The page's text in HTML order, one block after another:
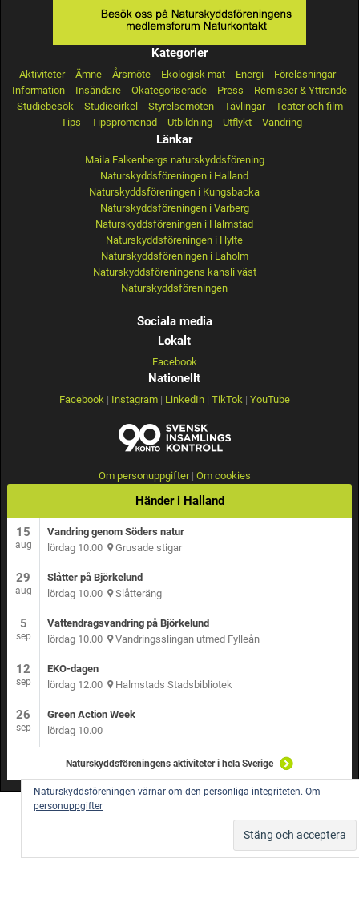
Kategorier
Aktiviteter Ämne Årsmöte Ekologisk mat Energi
Föreläsningar
Information
Insändare Okategoriserade Press
Remisser & Yttrande
Studiebesök
Studiecirkel Styrelsemöten Tävlingar
Teater och film
Tips
Tipspromenad Utbildning Utflykt Vandring
Länkar
Maila Falkenbergs naturskyddsförening
Naturskyddsföreningen i Halland
Naturskyddsföreningen i Kungsbacka
Naturskyddsföreningen i Varberg
Naturskyddsföreningen i Halmstad
Naturskyddsföreningen i Hylte
Naturskyddsföreningen i Laholm
Naturskyddsföreningens kansli väst
Naturskyddsföreningen
Sociala media
Lokalt
Facebook
Nationellt
Facebook | Instagram| LinkedIn| TikTok | YouTube
Om personuppgifter| Om cookies
Händer i Halland
15
aug
Vandring genom Söders natur
lördag 10.00 Grusade stigar
29
aug
Slåtter på Björkelund
lördag 10.00 Slåtteräng
5
sep
Vattendragsvandring på Björkelund
lördag 10.00 Vandringsslingan utmed Fylleån
12
sep
EKO-dagen
lördag 12.00 Halmstads Stadsbibliotek
26
sep
Green Action Week
lördag 10.00
Naturskyddsföreningens aktiviteter i hela Sverige
Naturskyddsföreningen värnar om den personliga integriteten. Om
personuppgifter